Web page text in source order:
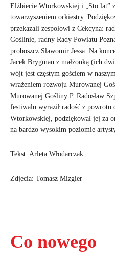
Co nowego
Elżbiecie Wtorkowskiej i „Sto lat”
towarzyszeniem orkiestry.
przekazali zespołowi z Cekcyna:
Goślinie, radny Rady Powiatu
proboszcz Sławomir Jessa. Na
Jacek Brygman z małżonką (ich
wójt jest częstym gościem w
wrażeniem rozwoju Murowanej
Murowanej Gośliny P. Radosław
festiwalu wyraził radość z
Wtorkowskiej, podziękował jej za
na bardzo wysokim poziomie
Tekst: Arleta Włodarczak
Zdjęcia: Tomasz Mizgier